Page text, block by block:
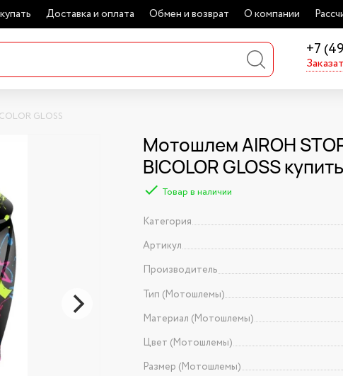
Доставка и оплата Обмен и возврат О компании
+7
GLOSS
Мотошлем AIROH
BICOLOR GLOSS
Товар в наличии
Категория
Артикул
Производитель
Тип (Мотошлемы)
Материал (Мотошлемы)
Цвет (Мотошлемы)
Размер (Мотошлемы)